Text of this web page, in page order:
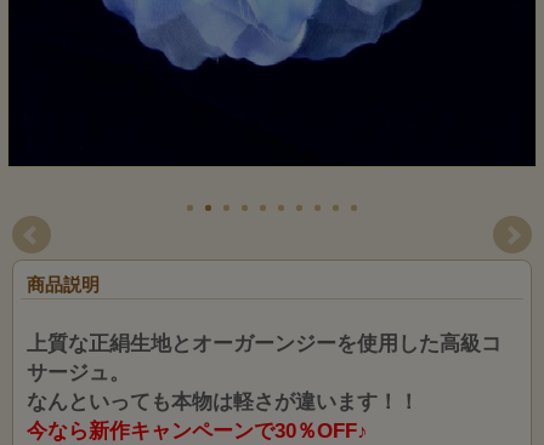
商品説明
上質な正絹生地とオーガーンジーを使用した高級コ
サージュ。
なんといっても本物は軽さが違います！！
今なら新作キャンペーンで30％OFF♪